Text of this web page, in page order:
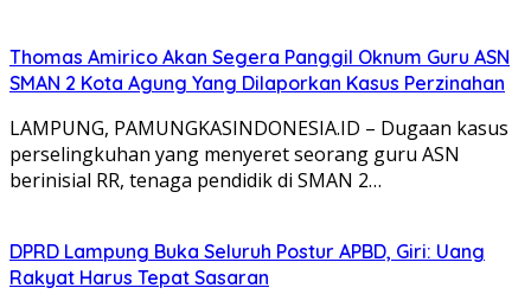
Thomas Amirico Akan Segera Panggil Oknum Guru ASN
SMAN 2 Kota Agung Yang Dilaporkan Kasus Perzinahan
LAMPUNG, PAMUNGKASINDONESIA.ID – Dugaan kasus
perselingkuhan yang menyeret seorang guru ASN
berinisial RR, tenaga pendidik di SMAN 2…
DPRD Lampung Buka Seluruh Postur APBD, Giri: Uang
Rakyat Harus Tepat Sasaran